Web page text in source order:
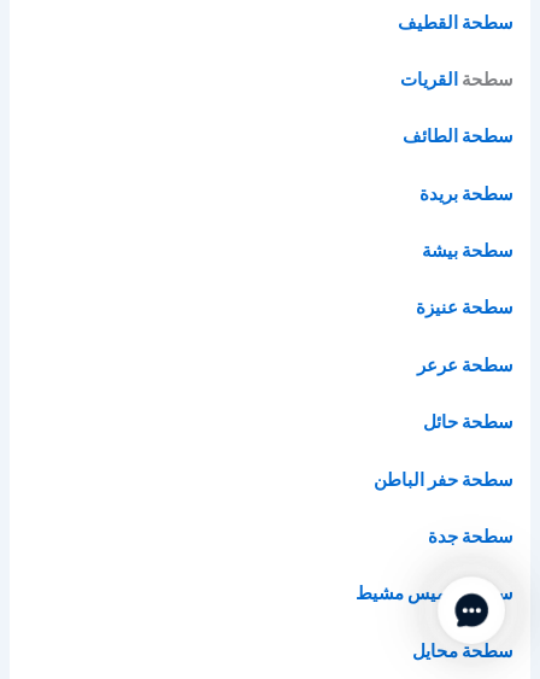
سطحة القطيف
سطحة القريات
سطحة الطائف
سطحة بريدة
سطحة بيشة
سطحة عنيزة
سطحة عرعر
سطحة حائل
سطحة حفر الباطن
سطحة جدة
سطحة خميس مشيط
سطحة محايل
Contact Us